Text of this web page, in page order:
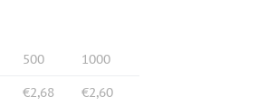
500 1000
€2,68
€2,60